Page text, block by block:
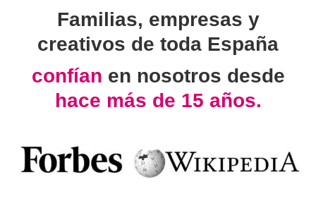
Familias, empresas y
creativos de toda España
confían en nosotros desde
hace más de 15 años.